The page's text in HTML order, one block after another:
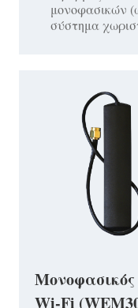
μονοφασικών
σύστημα
Μονοφασικός
Wi-Fi